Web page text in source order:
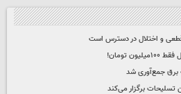
و اختلال در دسترس است
تومان!
تسلیحات برگزار می‌کند